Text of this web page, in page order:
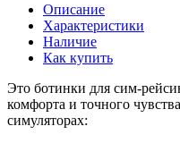
Описание
Характеристики
Наличие
Как купить
Это ботинки для сим-
комфорта и точного
симуляторах: